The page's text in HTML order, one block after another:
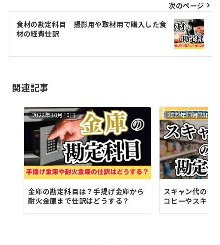
ビ
ゲ
ー
シ
ン
次のページ
食材の勘定科目｜撮影用や取材用で購入した食
材の経費仕訳
関連記事
2022年10月10日
金庫の勘定科目は？手提げ金庫から
耐火金庫まで仕訳はどうする？
2022年11月23日
スキャン代の勘
コピーやスキャ